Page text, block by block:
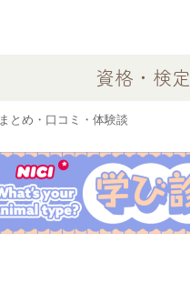
資格・検定
とめ・口コミ・体験談